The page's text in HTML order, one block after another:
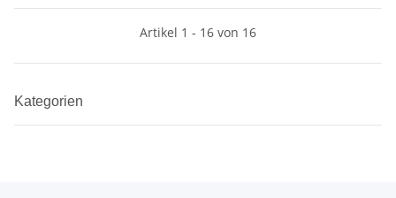
Artikel 1 - 16 von 16
Kategorien